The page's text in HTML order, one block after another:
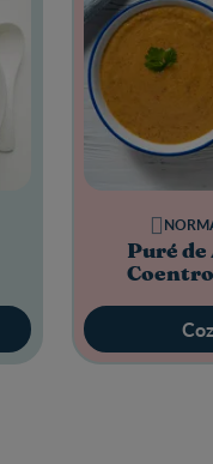
Puré de